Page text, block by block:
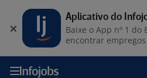
Aplicativo do
Baixe o App nº 1 do
encontrar empregos